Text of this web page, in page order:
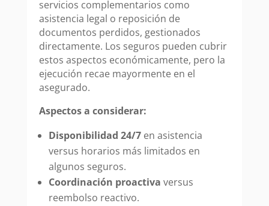
servicios complementarios como
asistencia legal o reposición de
documentos perdidos, gestionados
directamente. Los seguros pueden cubrir
estos aspectos económicamente, pero la
ejecución recae mayormente en el
asegurado.
Aspectos a considerar:
Disponibilidad 24/7en asistencia
versus horarios más limitados en
algunos seguros.
Coordinación proactiva versus
reembolso reactivo.